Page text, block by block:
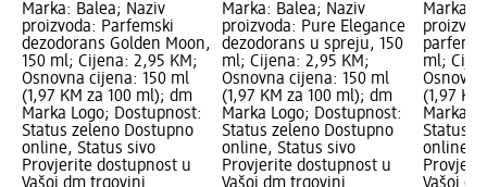
Marka: Balea; Naziv
proizvoda: Parfemski
dezodorans Golden Moon,
150 ml; Cijena: 2,95 KM;
Osnovna cijena: 150 ml
(1,97 KM za 100 ml); dm
Marka Logo; Dostupnost:
Status zeleno Dostupno
online, Status sivo
Provjerite dostupnost u
Marka: Balea; Naziv
proizvoda: Pure Elegance
dezodorans u spreju, 150
ml; Cijena: 2,95 KM;
Osnovna cijena: 150 ml
(1,97 KM za 100 ml); dm
Marka Logo; Dostupnost:
Status zeleno Dostupno
online, Status sivo
Provjerite dostupnost u
Marka:
ml;
(1,97
Marka
Status
online,